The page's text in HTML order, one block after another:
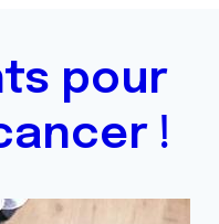
le 08/03/
pour
!